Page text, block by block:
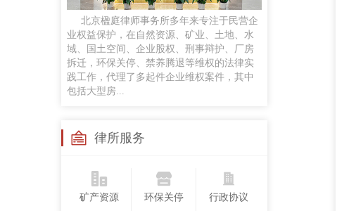
北京楹庭律师事务所多年来专注于民营企
业权益保护，在自然资源、矿业、土地、水
域、国土空间、企业股权、刑事辩护、厂房
拆迁，环保关停、禁养腾退等维权的法律实
践工作，代理了多起件企业维权案件，其中
包括大型房...
律所服务
矿产资源 环保关停 行政协议
贡梦
执业律师
手机号：
合同纠纷、婚姻家事、侵权纠纷、劳动争议案件，并对公司股权争议、合伙企业解散与清算
手机号：